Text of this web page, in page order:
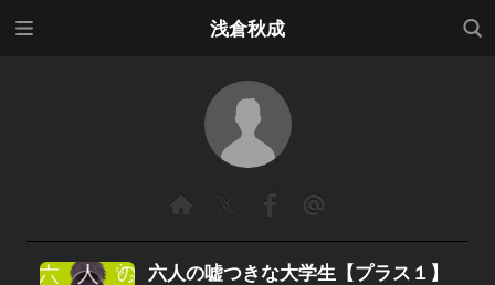
浅倉秋成
検索
六人の嘘つきな大学生【プラス１】